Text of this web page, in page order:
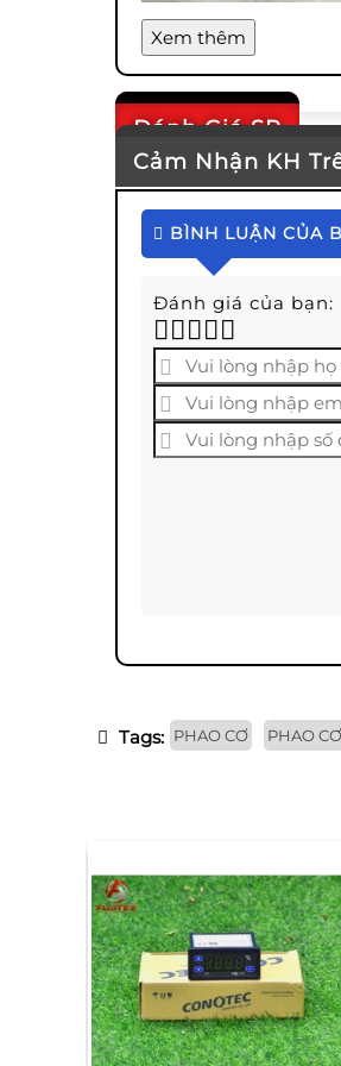
Xem thêm
Đánh Giá SP
Cảm Nhận KH
BÌNH LUẬN CỦA
Đánh giá của bạn:
Tags: PHAO CƠ PHAO